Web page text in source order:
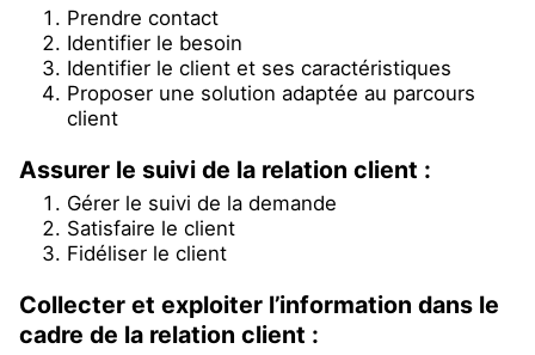
Prendre contact
Identifier le besoin
Identifier le client et ses caractéristiques
Proposer une solution adaptée au parcours
client
Assurer le suivi de la relation client :
Gérer le suivi de la demande
Satisfaire le client
Fidéliser le client
Collecter et exploiter l’information dans le
cadre de la relation client :